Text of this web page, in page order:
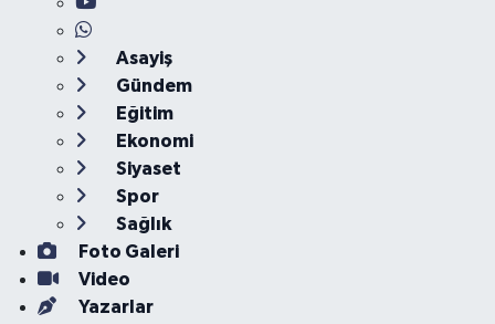
Asayiş
Gündem
Eğitim
Ekonomi
Siyaset
Spor
Sağlık
Foto Galeri
Video
Yazarlar